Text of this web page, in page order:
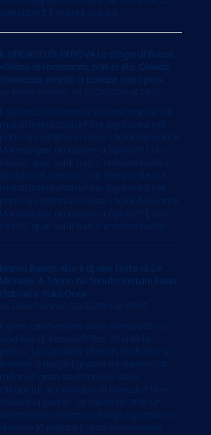
varrebbe 5,5 milioni di euro
IL SINDACO DI GENOVA Lo sfogo di Bucci:
«Gioco al massacro, non ci sto. Chiedo
chiarezza, pronto a parlare con i pm»
by Marco Imarisioon 13/05/2024 at 06:07
Il sindaco di Genova: «Le mie parole sui
maiali intercettate? Per ogni area nel
porto si scatena la rissa. I soldi del ponte
Morandi per un favore a Spinelli? È una
falsità, quei soldi non c’entrano nulla»Il
sindaco di Genova: «Le mie parole sui
maiali intercettate? Per ogni area nel
porto si scatena la rissa. I soldi del ponte
Morandi per un favore a Spinelli? È una
falsità, quei soldi non c’entrano nulla»
Marco Balich: «Ero il dj alle feste di De
Michelis. A Torino ho tenuto lontani Peter
Gabriel e Yoko Ono»
by Elvira Serra on 13/05/2024 at 06:05
Il gran cerimoniere delle Olimpiadi: «Io
sindaco di Venezia? Non chiudo la
porta». La curiosità: «Per un matrimonio
indiano a Borgo Egnazia mi diedero 18
milioni»Il gran cerimoniere delle
Olimpiadi: «Io sindaco di Venezia? Non
chiudo la porta». La curiosità: «Per un
matrimonio indiano a Borgo Egnazia mi
diedero 18 milioni»Il gran cerimoniere